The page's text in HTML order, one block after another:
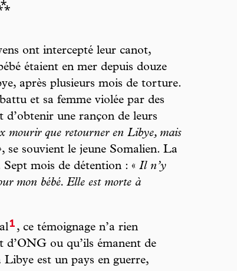
ont intercepté leur canot,
étaient en mer depuis douze
après plusieurs mois de torture.
et sa femme violée par des
d’obtenir une rançon de leurs
mourir que retourner en Libye, mais
, se souvient le jeune Somalien. La
mois de détention : « Il n’y
mon bébé. Elle est morte à
1 , ce témoignage n’a rien
d’ONG ou qu’ils émanent de
est un pays en guerre,